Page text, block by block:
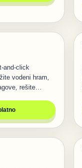
and-click
vodeni hram,
rešite…